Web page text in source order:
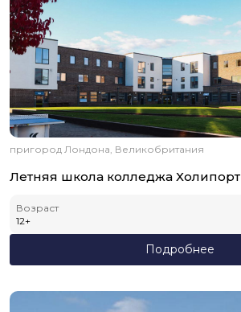
пригород Лондона, Великобритания
Летняя школа колледжа Холипорт
Возраст
12+
Подробнее